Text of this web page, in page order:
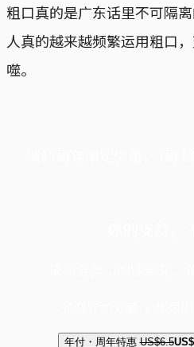
粗口真的是广东话里不可隔
人真的越来越频繁运用粗口
噬。
年付・周年特惠 US$6.5